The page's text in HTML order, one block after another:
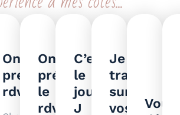
On
prend
rdv
On
prépare
le
rdv
C’est
le
jour
J
Je
travaille
sur
vos
Vous